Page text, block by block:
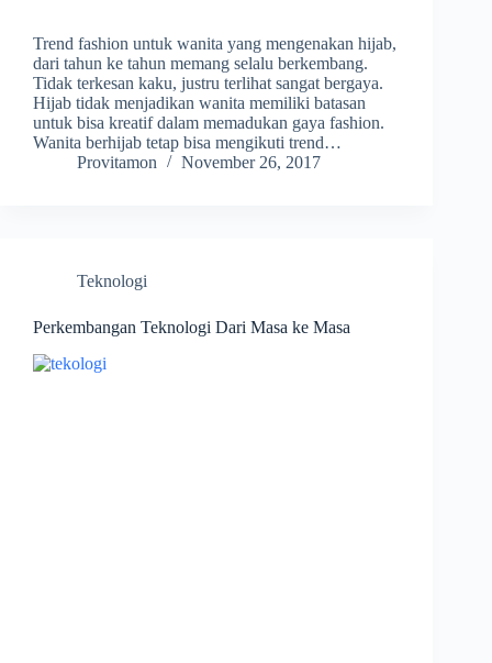
Trend fashion untuk wanita yang mengenakan hijab,
dari tahun ke tahun memang selalu berkembang.
Tidak terkesan kaku, justru terlihat sangat bergaya.
Hijab tidak menjadikan wanita memiliki batasan
untuk bisa kreatif dalam memadukan gaya fashion.
Wanita berhijab tetap bisa mengikuti trend…
Provitamon
November 26, 2017
Teknologi
Perkembangan Teknologi Dari Masa ke Masa